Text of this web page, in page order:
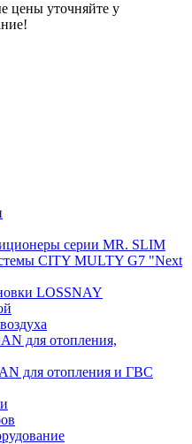
цены уточняйте у
серии MR. SLIM
CITY MULTY G7 "Next
LOSSNAY
для отопления,
для отопления и ГВС